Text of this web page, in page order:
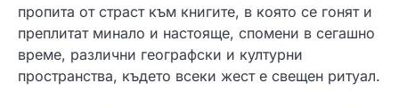
пропита от страст към книгите, в която се гонят и
преплитат минало и настояще, спомени в сегашно
време, различни географски и културни
пространства, където всеки жест е свещен ритуал.